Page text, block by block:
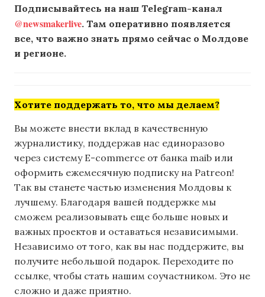
Подписывайтесь на наш Telegram-канал
@newsmakerlive. Там оперативно появляется
все, что важно знать прямо сейчас о Молдове
и регионе.
Хотите поддержать то, что мы делаем?
Вы можете внести вклад в качественную
журналистику, поддержав нас единоразово
через систему E-commerce от банка maib или
оформить ежемесячную подписку на Patreon!
Так вы станете частью изменения Молдовы к
лучшему. Благодаря вашей поддержке мы
сможем реализовывать еще больше новых и
важных проектов и оставаться независимыми.
Независимо от того, как вы нас поддержите, вы
получите небольшой подарок. Переходите по
ссылке, чтобы стать нашим соучастником. Это не
сложно и даже приятно.